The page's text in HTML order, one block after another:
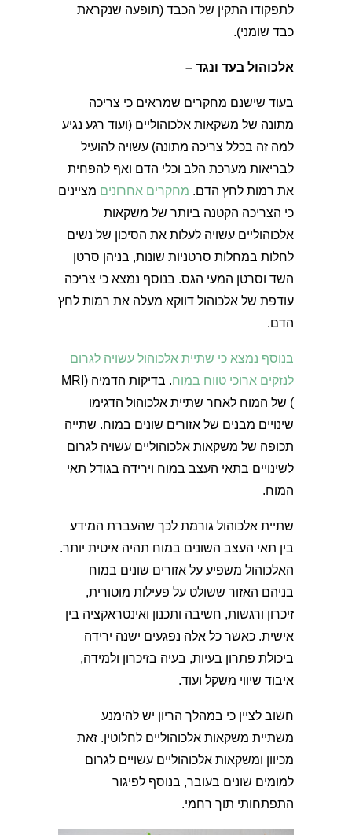
לתפקודו התקין של הכבד (תופעה שנקראת
כבד שומני).
אלכוהול בעד ונגד –
בעוד שישנם מחקרים שמראים כי צריכה
מתונה של משקאות אלכוהוליים (ועוד רגע נגיע
למה זה בכלל צריכה מתונה) עשויה להועיל
לבריאות מערכת הלב וכלי הדם ואף להפחית
את רמות לחץ הדם. מחקרים אחרונים מציינים
כי הצריכה הקטנה ביותר של משקאות
אלכוהוליים עשויה לעלות את הסיכון של נשים
לחלות במחלות סרטניות שונות, בניהן סרטן
השד וסרטן המעי הגס. בנוסף נמצא כי צריכה
עודפת של אלכוהול דווקא מעלה את רמות לחץ
הדם.
בנוסף נמצא כי שתיית אלכוהול עשויה לגרום
לנזקים ארוכי טווח במוח
. בדיקות הדמיה (MRI
) של המוח לאחר שתיית אלכוהול הדגימו
שינויים מבנים של אזורים שונים במוח. שתייה
תכופה של משקאות אלכוהוליים עשויה לגרום
לשינויים בתאי העצב במוח וירידה בגודל תאי
המוח.
שתיית אלכוהול גורמת לכך שהעברת המידע
בין תאי העצב השונים במוח תהיה איטית יותר.
האלכוהול משפיע על אזורים שונים במוח
בניהם האזור ששולט על פעילות מוטורית,
זיכרון ורגשות, חשיבה ותכנון ואינטראקציה בין
אישית. כאשר כל אלה נפגעים ישנה ירידה
ביכולת פתרון בעיות, בעיה בזיכרון ולמידה,
איבוד שיווי משקל ועוד.
חשוב לציין כי במהלך הריון יש להימנע
משתיית משקאות אלכוהוליים לחלוטין. זאת
מכיוון ומשקאות אלכוהוליים עשויים לגרום
למומים שונים בעובר, בנוסף לפיגור
התפתחותי תוך רחמי.